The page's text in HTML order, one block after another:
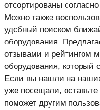
отсортированы
Можно также
удобный поиском
оборудования.
отзывами и рейтингом
оборудования, который
Если вы нашли на
уже посещали,
поможет другим